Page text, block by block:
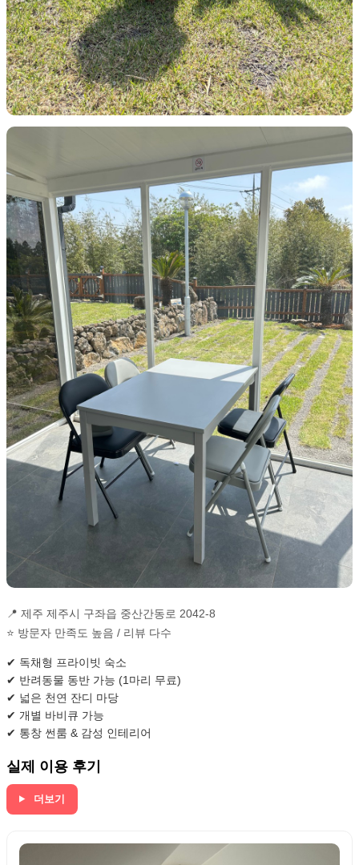
📍 제주 제주시 구좌읍 중산간동로 2042-8
⭐ 방문자 만족도 높음 / 리뷰 다수
✔ 독채형 프라이빗 숙소
✔ 반려동물 동반 가능 (1마리 무료)
✔ 넓은 천연 잔디 마당
✔ 개별 바비큐 가능
✔ 통창 썬룸 & 감성 인테리어
실제 이용 후기
더보기